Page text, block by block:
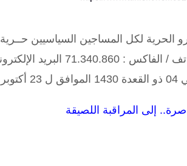
الحرية لكل المساجين السياسيين
نهج المختار عطية 1001 تونس الهاتف / الفاكس : 71.340.860
إلى المراقبة اللصيقة